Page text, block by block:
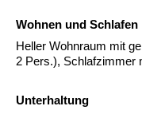
Wohnen und Schlafen
Heller Wohnraum mit
2 Pers.), Schlafzimmer
Unterhaltung